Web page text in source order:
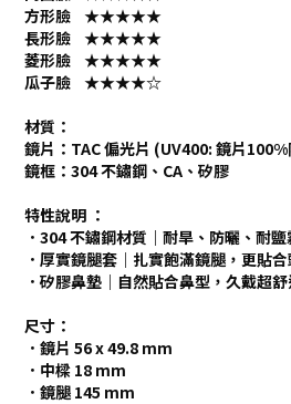
方形臉 ★★★★★
長形臉 ★★★★★
菱形臉 ★★★★★
瓜子臉 ★★★★☆
材質：
鏡片：TAC 偏光片 (UV400: 鏡片
鏡框：304 不鏽鋼、CA、矽膠
特性說明 ：
．304 不鏽鋼材質｜耐旱、防曬、耐
．厚實鏡腿套｜扎實飽滿鏡腿，更貼
．矽膠鼻墊｜自然貼合鼻型，久戴超
尺寸：
．鏡片 56 x 49.8 mm
．中樑 18 mm
．鏡腿 145 mm